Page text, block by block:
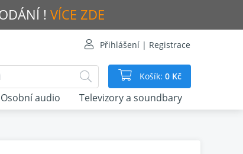
! VÍCE ZDE
Přihlášení | Registrace
Košík: 0 Kč
Osobní audio Televizory a soundbary